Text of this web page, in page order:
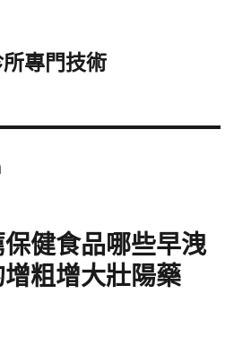
專門技術
健食品哪些早洩
粗增大壯陽藥